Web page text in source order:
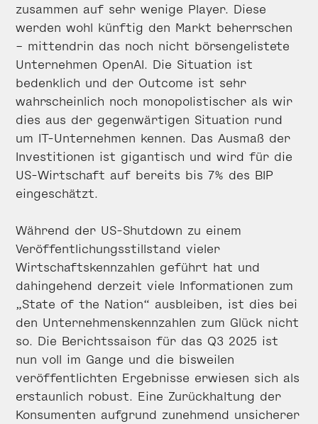
zusammen auf sehr wenige Player. Diese
werden wohl künftig den Markt beherrschen
– mittendrin das noch nicht börsengelistete
Unternehmen OpenAI. Die Situation ist
bedenklich und der Outcome ist sehr
wahrscheinlich noch monopolistischer als wir
dies aus der gegenwärtigen Situation rund
um IT-Unternehmen kennen. Das Ausmaß der
Investitionen ist gigantisch und wird für die
US-Wirtschaft auf bereits bis 7% des BIP
eingeschätzt.
Während der US-Shutdown zu einem
Veröffentlichungsstillstand vieler
Wirtschaftskennzahlen geführt hat und
dahingehend derzeit viele Informationen zum
„State of the Nation“ ausbleiben, ist dies bei
den Unternehmenskennzahlen zum Glück nicht
so. Die Berichtssaison für das Q3 2025 ist
nun voll im Gange und die bisweilen
veröffentlichten Ergebnisse erwiesen sich als
erstaunlich robust. Eine Zurückhaltung der
Konsumenten aufgrund zunehmend unsicherer